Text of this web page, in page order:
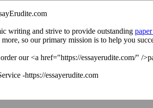
writing and strive to provide outstanding
so our primary mission is to help you
our <a href="https://essayerudite.com/" /
-https://essayerudite.com